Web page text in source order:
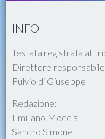
INFO
Testata registrata al
Direttore
Fulvio di Giuseppe
Redazione:
Emiliano Moccia
Sandro Simone